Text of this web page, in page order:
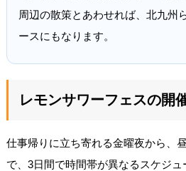
周辺の散策とあわせれば、北九州
ースにもなります。
レモンサワーフェスの開
仕事帰りに立ち寄れる金曜夜から、
で、3日間で時間帯が異なるスケジュ